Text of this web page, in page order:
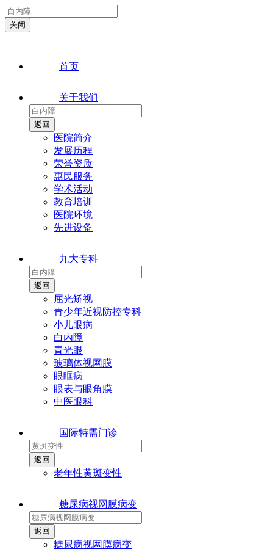
首页
关于我们
医院简介
发展历程
荣誉资质
惠民服务
学术活动
教育培训
医院环境
先进设备
九大专科
屈光矫视
青少年近视防控专科
小儿眼病
白内障
青光眼
玻璃体视网膜
眼眶病
眼表与眼角膜
中医眼科
国际特需门诊
老年性黄斑变性
糖尿病视网膜病变
糖尿病视网膜病变